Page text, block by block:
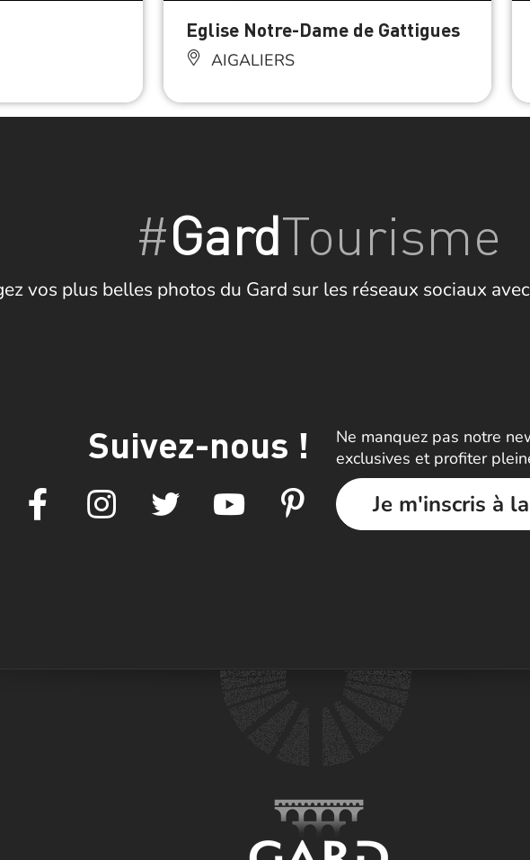
Eglise Notre-Dame de Gattigues
AIGALIERS
#GardTourisme
vos plus belles photos du Gard sur les réseaux sociaux
Suivez-nous !
Ne manquez pas notre
exclusives et profiter
Je m'inscris à